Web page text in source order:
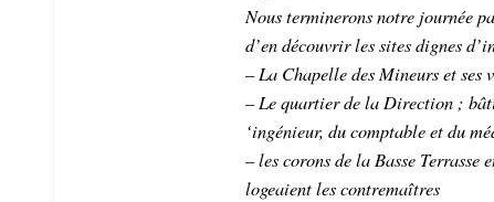
Nous terminerons notre journée
d’en découvrir les sites dignes
– La Chapelle des Mineurs et
– Le quartier de la Direction ;
‘ingénieur, du comptable et du
– les corons de la Basse Terrasse
logeaient les contremaîtres